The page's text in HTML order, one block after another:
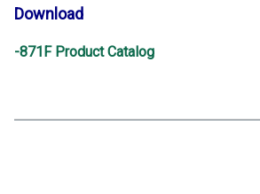
Download
-871F Product Catalog